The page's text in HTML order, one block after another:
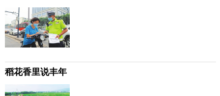
稻花香里说丰年